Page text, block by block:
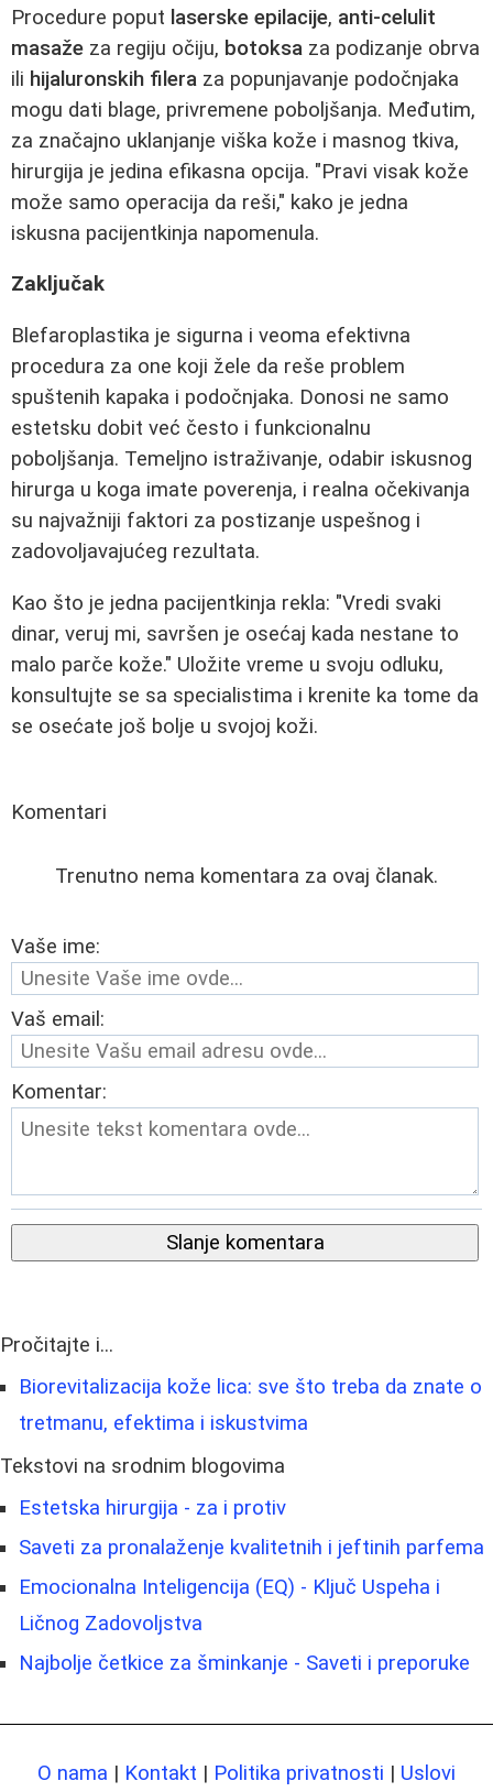
Procedure poput laserske epilacije, anti-celulit
masaže za regiju očiju, botoksa za podizanje obrva
ili hijaluronskih filera za popunjavanje podočnjaka
mogu dati blage, privremene poboljšanja. Međutim,
za značajno uklanjanje viška kože i masnog tkiva,
hirurgija je jedina efikasna opcija. "Pravi visak kože
može samo operacija da reši," kako je jedna
iskusna pacijentkinja napomenula.
Zaključak
Blefaroplastika je sigurna i veoma efektivna
procedura za one koji žele da reše problem
spuštenih kapaka i podočnjaka. Donosi ne samo
estetsku dobit već često i funkcionalnu
poboljšanja. Temeljno istraživanje, odabir iskusnog
hirurga u koga imate poverenja, i realna očekivanja
su najvažniji faktori za postizanje uspešnog i
zadovoljavajućeg rezultata.
Kao što je jedna pacijentkinja rekla: "Vredi svaki
dinar, veruj mi, savršen je osećaj kada nestane to
malo parče kože." Uložite vreme u svoju odluku,
konsultujte se sa specialistima i krenite ka tome da
se osećate još bolje u svojoj koži.
Komentari
Trenutno nema komentara za ovaj članak.
Vaše ime:
Vaš email:
Komentar:
Slanje komentara
Pročitajte i...
Biorevitalizacija kože lica: sve što treba da znate o
tretmanu, efektima i iskustvima
Tekstovi na srodnim blogovima
Estetska hirurgija - za i protiv
Saveti za pronalaženje kvalitetnih i jeftinih parfema
Emocionalna Inteligencija (EQ) - Ključ Uspeha i
Ličnog Zadovoljstva
Najbolje četkice za šminkanje - Saveti i preporuke
O nama | Kontakt | Politika privatnosti | Uslovi